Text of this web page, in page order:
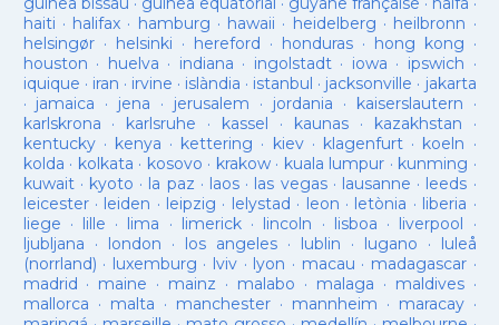
haiti · halifax · hamburg · hawaii · heidelberg · heilbronn ·
helsingør· helsinki · hereford · honduras· hong kong ·
houston · huelva · indiana · ingolstadt· iowa · ipswich ·
iquique · iran · irvine · islàndia · istanbul · jacksonville · jakarta
· jamaica · jena · jerusalem · jordania · kaiserslautern ·
karlskrona · karlsruhe · kassel · kaunas· kazakhstan ·
kentucky· kenya · kettering · kiev· klagenfurt · koeln ·
kolda · kolkata · kosovo · krakow· kuala lumpur · kunming ·
kuwait· kyoto · la paz · laos· las vegas· lausanne · leeds ·
leicester· leiden · leipzig · lelystad · leon · letònia · liberia ·
liege · lille · lima · limerick· lincoln · lisboa · liverpool ·
ljubljana · london · los angeles· lublin · lugano · luleå
(norrland) · luxemburg · lviv · lyon · macau · madagascar·
madrid · maine · mainz · malabo · malaga · maldives·
mallorca · malta · manchester· mannheim · maracay·